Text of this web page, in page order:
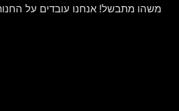
משהו מתבשל! אנחנו עובדים על